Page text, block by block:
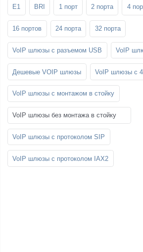
E1 BRI 1 порт 2 порта 4
16 портов 24 порта 32 порта
VoIP шлюзы с разъемом USB VoIP
Дешевые VOIP шлюзы VoIP шлюзы с
VoIP шлюзы с монтажом в стойку
VoIP шлюзы без монтажа в стойку
VoIP шлюзы с протоколом SIP
VoIP шлюзы с протоколом IAX2